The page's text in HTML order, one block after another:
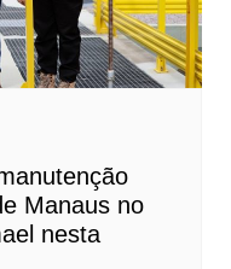
Manaus no
nesta